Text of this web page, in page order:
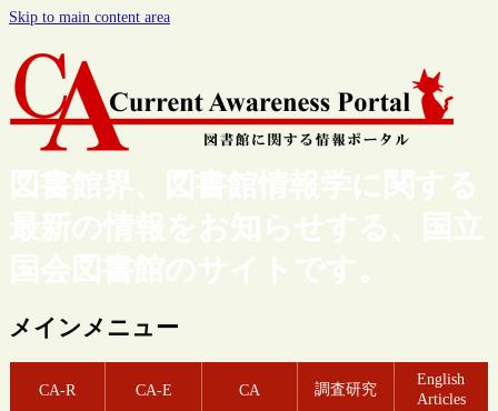
Skip to main content area
図書館界、図書館情報学に関する
最新の情報をお知らせする、国立
国会図書館のサイトです。
メインメニュー
CA-R CA-E CA 調査研究
English
Articles